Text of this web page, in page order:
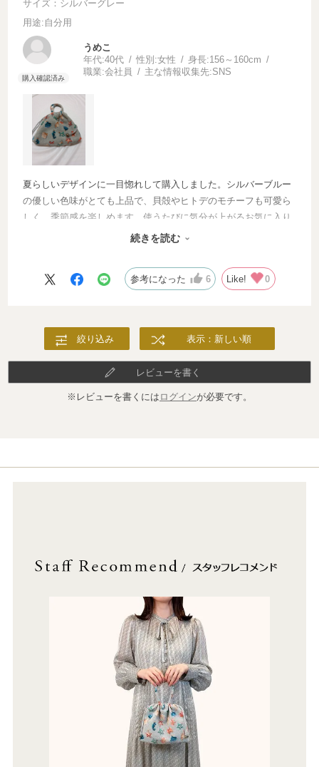
サイズ：シルバーグレー
用途:自分用
うめこ
年代:40代 性別:女性 身長:156～160cm
職業:会社員 主な情報収集先:SNS
夏らしいデザインに一目惚れして購入しました。シルバーブルー
の優しい色味がとても上品で、貝殻やヒトデのモチーフも可愛ら
しく、季節感を楽しめます。使うたびに気分が上がるお気に入り
のアイテムになりました。見た目だけでなく、手つきで使いやす
続きを読む
参考になった 6 Like! 0
絞り込み 表示：新しい順
レビューを書く
※レビューを書くには ログインが必要です。